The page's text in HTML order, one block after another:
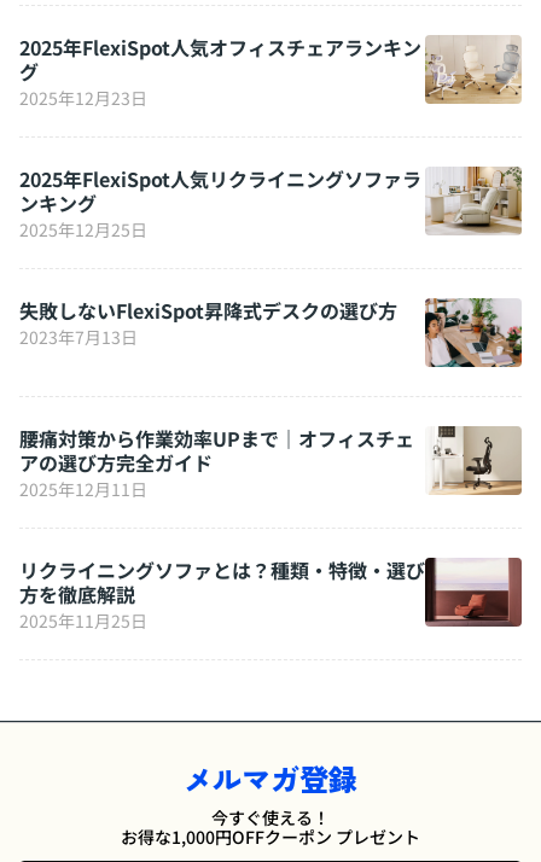
2025年FlexiSpot人気オフィスチェアランキン
グ
2025年12月23日
2025年FlexiSpot人気リクライニングソファラ
ンキング
2025年12月25日
失敗しないFlexiSpot昇降式デスクの選び方
2023年7月13日
腰痛対策から作業効率UPまで｜オフィスチェ
アの選び方完全ガイド
2025年12月11日
リクライニングソファとは？種類・特徴・選び
方を徹底解説
2025年11月25日
メルマガ登録
今すぐ使える！
お得な1,000円OFFクーポン プレゼント